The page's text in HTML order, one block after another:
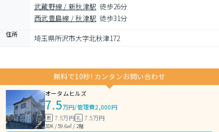
武蔵野線 / 新秋津駅 徒歩26分
西武豊島線 / 秋津駅 徒歩31分
住所 埼玉県所沢市大字北秋津172
無料で10秒! カンタンお問い合わせ
オータムヒルズ
7.5万円/管理費2,000円
敷 7.5万円礼 7.5万円
3DK / 59.6㎡ / 2階